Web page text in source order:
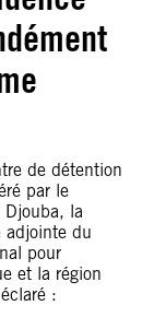
de détention
par le
Djouba, la
adjointe du
pour
et la région
: